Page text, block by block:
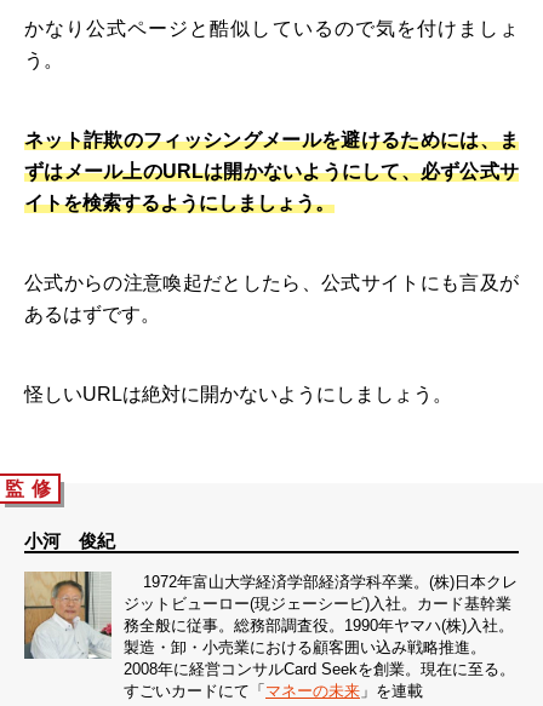
かなり公式ページと酷似しているので気を付けましょ
う。
ネット詐欺のフィッシングメールを避けるためには、ま
ずはメール上のURLは開かないようにして、必ず公式サ
イトを検索するようにしましょう。
公式からの注意喚起だとしたら、公式サイトにも言及が
あるはずです。
怪しいURLは絶対に開かないようにしましょう。
監 修
小河 俊紀
1972年富山大学経済学部経済学科卒業。(株)日本クレ
ジットビューロー(現ジェーシービ)入社。カード基幹業
務全般に従事。総務部調査役。1990年ヤマハ(株)入社。
製造・卸・小売業における顧客囲い込み戦略推進。
2008年に経営コンサルCard Seekを創業。現在に至る。
すごいカードにて「 マネーの未来 」を連載